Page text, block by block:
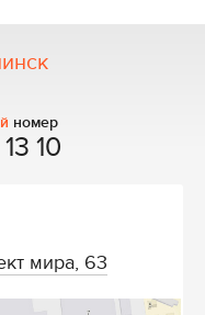
номер
10
мира, 63